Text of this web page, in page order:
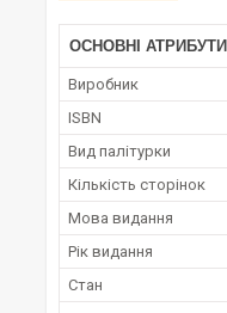
ОСНОВНІ АТРИБУТИ
Виробник
ISBN
Вид палітурки
Кількість сторінок
Мова видання
Рік видання
Стан